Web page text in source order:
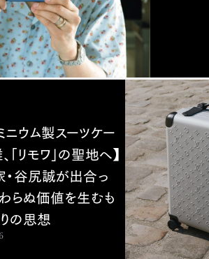
ニウム製スーツケー
「リモワ」の聖地へ】
・谷尻誠が出合っ
らぬ価値を生むも
の思想